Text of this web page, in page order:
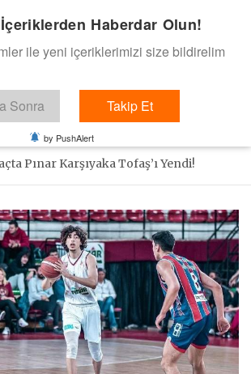
basket de bizden gelsin dedik.
Pınar Karşıyaka Tofaş’ı Yendi!
Haberdar Olun!
ile yeni içeriklerimizi size bildirelim
Sonra Takip Et
by PushAlert